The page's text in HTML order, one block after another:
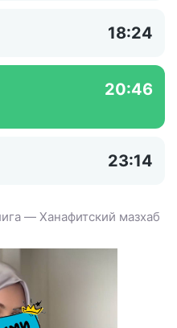
18:24
20:46
23:14
— Ханафитский мазхаб